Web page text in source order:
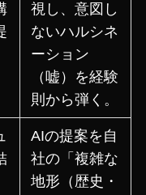
視し、意図し
ないハルシネ
ーション
（嘘）を経験
則から弾く。
AIの提案を自
社の「複雑な
地形（歴史・